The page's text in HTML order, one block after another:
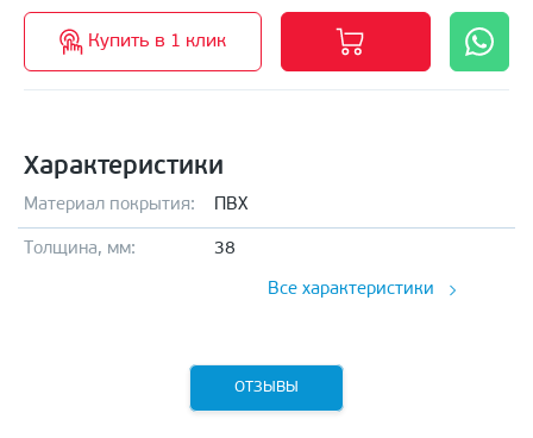
Купить в 1 клик
Характеристики
Материал покрытия: ПВХ
Толщина, мм: 38
Все характеристики
ОТЗЫВЫ